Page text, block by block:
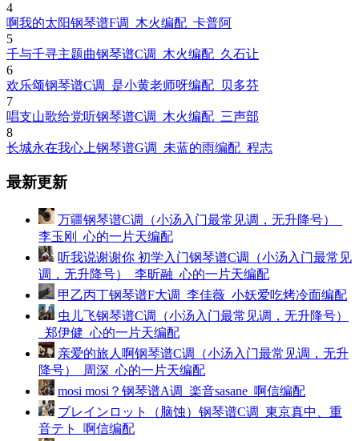
4
啊我的太阳钢琴谱F调_木火编配_卡普阿
5
千与千寻主题曲钢琴谱C调_木火编配_久石让
6
欢乐颂钢琴谱C调_是小黄老师呀编配_贝多芬
7
唱支山歌给党听钢琴谱C调_木火编配_三声部
8
长城永在我心上钢琴谱G调_未蓝的雨编配_程志
最新更新
万疆钢琴谱C调（小汤入门最常见调，无升降号）_
李玉刚_心的一片天编配
听我说谢谢你 初学入门钢琴谱C调（小汤入门最常见
调，无升降号）_李昕融_心的一片天编配
甲乙丙丁钢琴谱F大调_李佳薇_小妖爱吃烤冷面编配
虫儿飞钢琴谱C调（小汤入门最常见调，无升降号）
_郑伊健_心的一片天编配
亲爱的旅人啊钢琴谱C调（小汤入门最常见调，无升
降号）_周深_心的一片天编配
mosi mosi？钢琴谱A调_楽音sasane_啊信编配
ブレインロット（脑蚀）钢琴谱C调_東京真中、重
音テト_啊信编配